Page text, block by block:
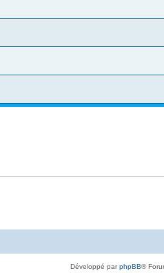
Développé parphpBB®